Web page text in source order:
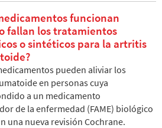
funcionan
fallan los tratamientos
o sintéticos para la artritis
pueden aliviar los
en personas cuya
a un medicamento
de la enfermedad (FAME) biológico
una nueva revisión Cochrane.